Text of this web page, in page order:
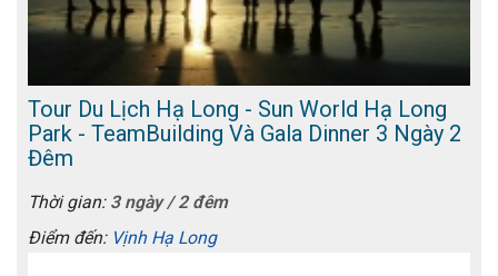
Tour Du Lịch Hạ Long - Sun World Hạ Long
Park - TeamBuilding Và Gala Dinner 3 Ngày 2
Đêm
Thời gian: 3 ngày / 2 đêm
Điểm đến: Vịnh Hạ Long